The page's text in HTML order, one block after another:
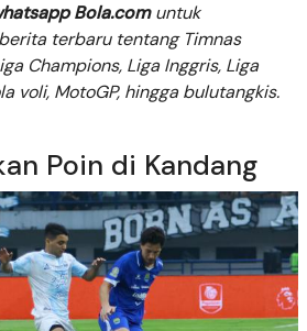
Bola.comuntuk
terbaru tentang Timnas
Champions, Liga Inggris, Liga
voli, MotoGP, hingga bulutangkis.
Poin di Kandang